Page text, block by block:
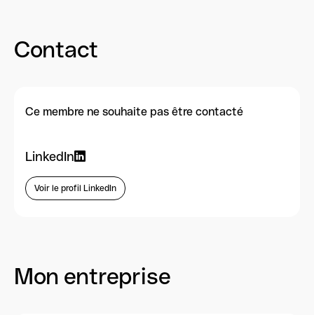
Contact
Ce membre ne souhaite pas être contacté
LinkedIn
Voir le profil LinkedIn
Mon entreprise